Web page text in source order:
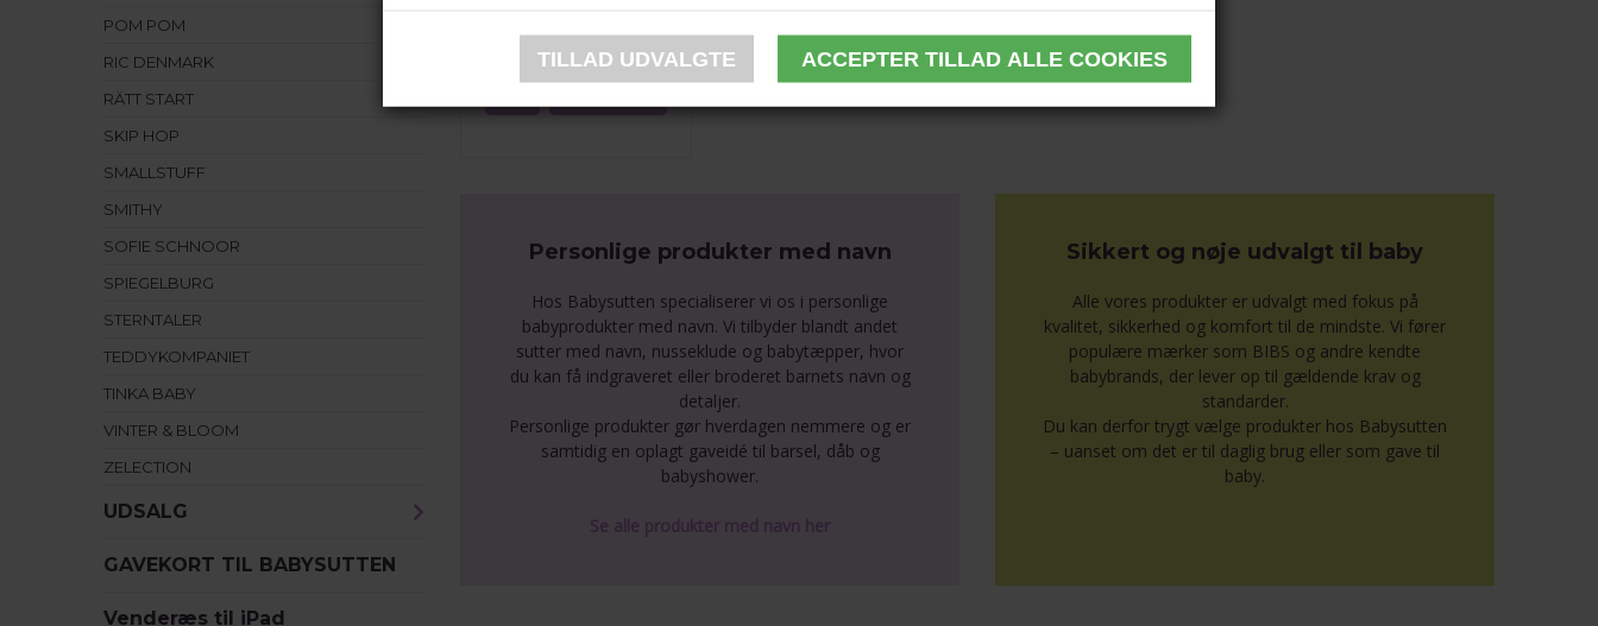
POM POM
RIC DENMARK
RÄTT START
SKIP HOP
SMALLSTUFF
SMITHY
SOFIE SCHNOOR
SPIEGELBURG
STERNTALER
TEDDYKOMPANIET
TINKA BABY
VINTER & BLOOM
ZELECTION
UDSALG
GAVEKORT TIL BABYSUTTEN
Venderæs til iPad
109,00 DKK
Personlige produkter med navn
Hos Babysutten specialiserer vi os i personlige
babyprodukter med navn. Vi tilbyder blandt andet
sutter med navn, nusseklude og babytæpper, hvor
du kan få indgraveret eller broderet barnets navn og
detaljer.
Personlige produkter gør hverdagen nemmere og er
samtidig en oplagt gaveidé til barsel, dåb og
babyshower.
Se alle produkter med navn her
Sikkert og nøje udvalgt til baby
Alle vores produkter er udvalgt med fokus på
kvalitet, sikkerhed og komfort til de mindste. Vi fører
populære mærker som BIBS og andre kendte
babybrands, der lever op til gældende krav og
standarder.
Du kan derfor trygt vælge produkter hos Babysutten
– uanset om det er til daglig brug eller som gave til
baby.